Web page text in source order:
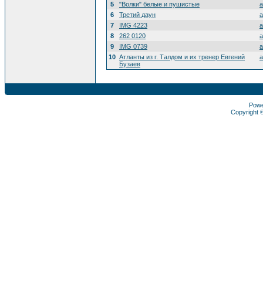
5
"Волки" белые и пушистые
6
Третий даун
7
IMG 4223
8
262 0120
9
IMG 0739
10 Атланты из г. Талдом и их тренер Евгений
Бузаев
Copyright